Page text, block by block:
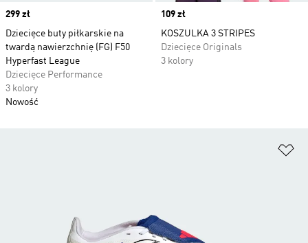
Price
299 zł
Dziecięce buty piłkarskie na
twardą nawierzchnię (FG) F50
Hyperfast League
Dziecięce Performance
3 kolory
Nowość
Price
109 zł
KOSZULKA 3 STRIPES
Dziecięce Originals
3 kolory